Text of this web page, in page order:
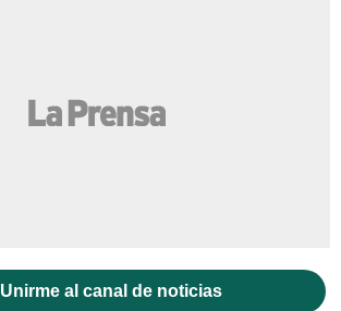
Unirme al canal de noticias